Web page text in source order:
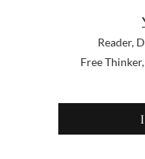
Reader,
Free